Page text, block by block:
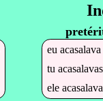
eu acasalava
tu acasalavas
ele acasalava